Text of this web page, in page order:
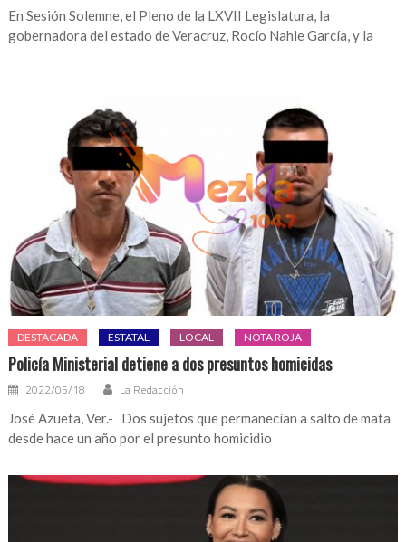
En Sesión Solemne, el Pleno de la LXVII Legislatura, la
gobernadora del estado de Veracruz, Rocío Nahle García, y la
DESTACADA ESTATAL LOCAL NOTA ROJA
Policía Ministerial detiene a dos presuntos homicidas
2022/05/18 La Redacción
José Azueta, Ver.- Dos sujetos que permanecían a salto de mata
desde hace un año por el presunto homicidio